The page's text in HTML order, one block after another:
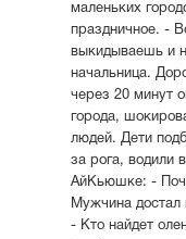
маленьких
праздничное. -
выкидываешь и
начальница.
через 20 минут
города,
людей. Дети
за рога, водили
АйКьюшке: -
Мужчина достал
- Кто найдет